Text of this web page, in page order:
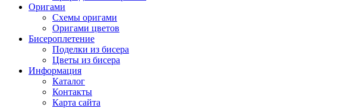
Оригами
Схемы оригами
Оригами цветов
Бисероплетение
Поделки из бисера
Цветы из бисера
Информация
Каталог
Контакты
Карта сайта